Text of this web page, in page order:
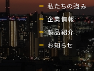
私たちの強み
企業情報
製品紹介
お知らせ